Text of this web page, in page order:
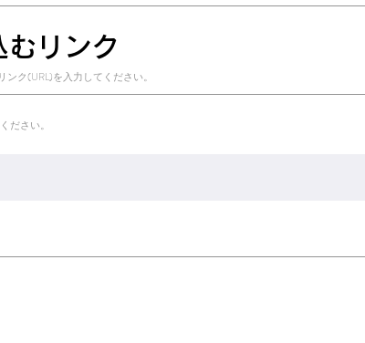
リンク
ク(URL)を入力してください。
ださい。